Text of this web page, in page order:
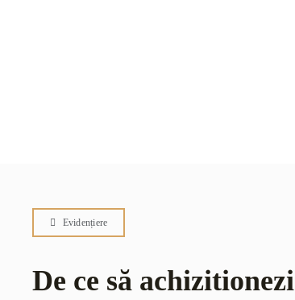
Evidențiere
De ce să achizitionezi